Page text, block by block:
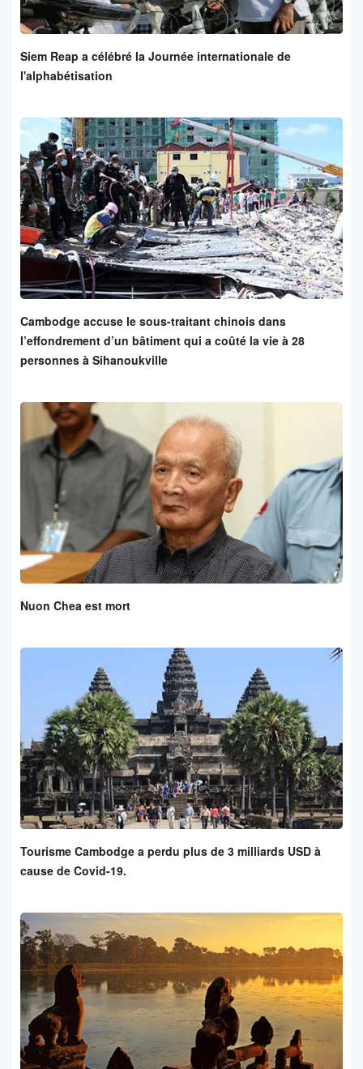
Siem Reap a célébré la Journée internationale de
l'alphabétisation
Cambodge accuse le sous-traitant chinois dans
l’effondrement d’un bâtiment qui a coûté la vie à 28
personnes à Sihanoukville
Nuon Chea est mort
Tourisme Cambodge a perdu plus de 3 milliards USD à
cause de Covid-19.